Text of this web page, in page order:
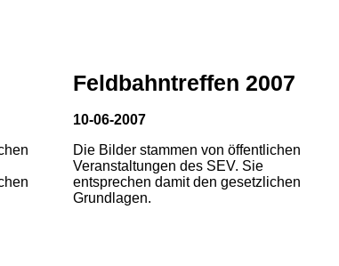
Feldbahntreffen 2007
10-06-2007
Die Bilder stammen von öffentlichen
Veranstaltungen des SEV. Sie
entsprechen damit den gesetzlichen
Grundlagen.